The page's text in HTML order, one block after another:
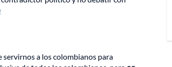
a los colombianos para